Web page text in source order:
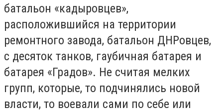
батальон «кадыровцев»,
расположившийся на территории
ремонтного завода, батальон ДНРовцев,
с десяток танков, гаубичная батарея и
батарея «Градов». Не считая мелких
групп, которые, то подчинялись новой
власти, то воевали сами по себе или